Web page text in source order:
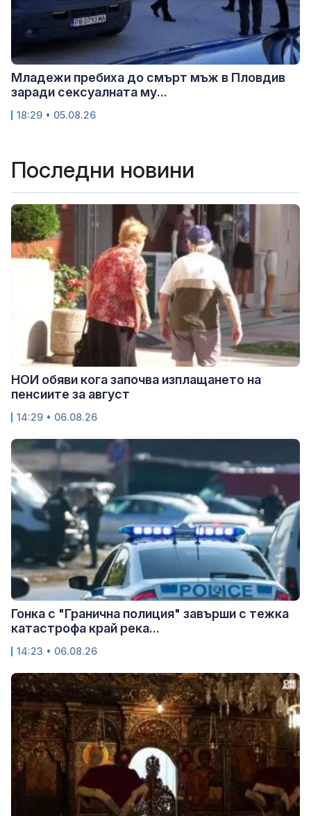
Младежи пребиха до смърт мъж в Пловдив
заради сексуалната му...
18:29 • 05.08.26
Последни новини
НОИ обяви кога започва изплащането на
пенсиите за август
14:29 • 06.08.26
Гонка с "Гранична полиция" завърши с тежка
катастрофа край река...
14:23 • 06.08.26